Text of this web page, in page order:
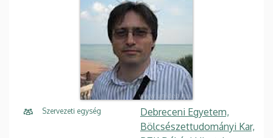
Szervezeti egység
Debreceni Egyetem,
Bölcsészettudományi Kar,